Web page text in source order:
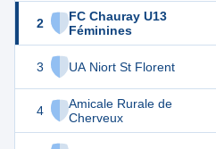
2
FC Chauray U13
Féminines
3 UA Niort St Florent
4
Amicale Rurale de
Cherveux
18
15
13